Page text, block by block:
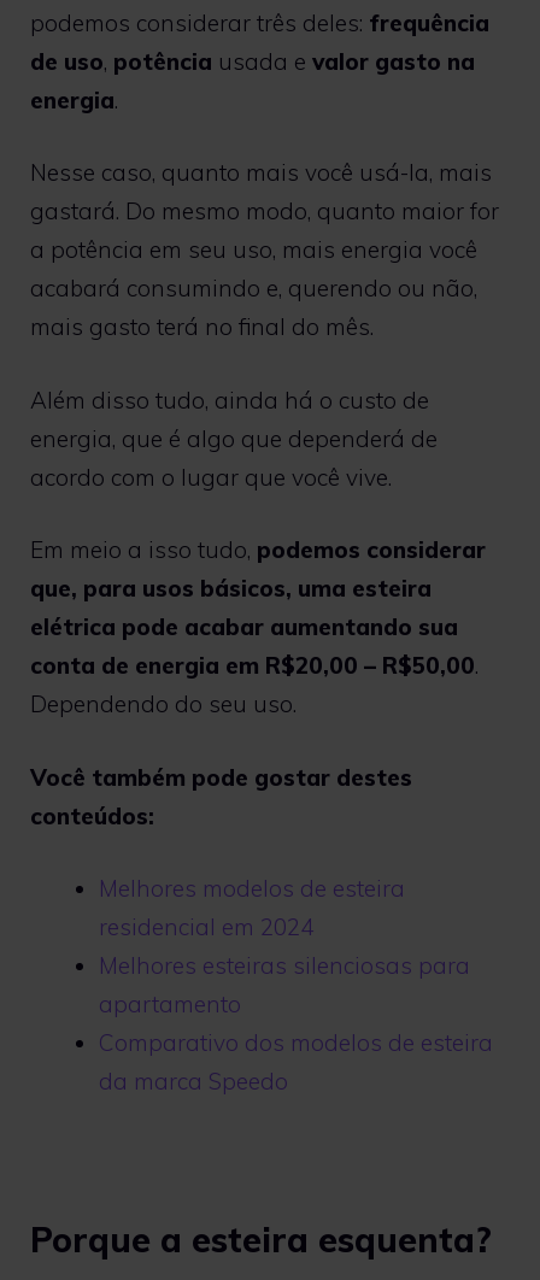
podemos considerar três deles: frequência
de uso, potência usada e valor gasto na
energia.
Nesse caso, quanto mais você usá-la, mais
gastará. Do mesmo modo, quanto maior for
a potência em seu uso, mais energia você
acabará consumindo e, querendo ou não,
mais gasto terá no final do mês.
Além disso tudo, ainda há o custo de
energia, que é algo que dependerá de
acordo com o lugar que você vive.
Em meio a isso tudo, podemos considerar
que, para usos básicos, uma esteira
elétrica pode acabar aumentando sua
conta de energia em R$20,00 – R$50,00.
Dependendo do seu uso.
Você também pode gostar destes
conteúdos:
Melhores modelos de esteira
residencial em 2024
Melhores esteiras silenciosas para
apartamento
Comparativo dos modelos de esteira
da marca Speedo
Porque a esteira esquenta?